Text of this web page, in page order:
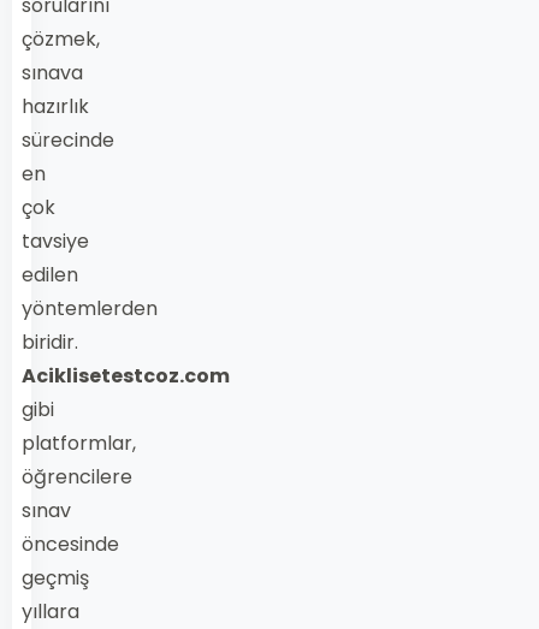
çözmek,
sınava
hazırlık
sürecinde
en
çok
tavsiye
edilen
yöntemlerden
biridir.
Aciklisetestcoz.com
gibi
platformlar,
öğrencilere
sınav
öncesinde
geçmiş
yıllara